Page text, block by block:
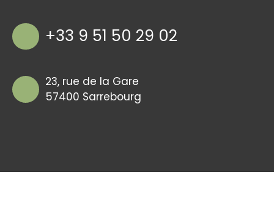
+33 9 51 50 29 02
23, rue de la Gare
57400 Sarrebourg